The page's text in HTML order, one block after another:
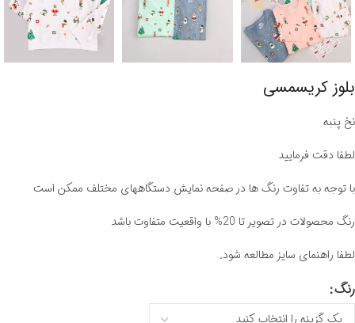
بلوز کریسمسی
نخ پنبه
لطفا دقت فرمایید
با توجه به تفاوت رنگ ها در صفحه نمایش دستگاههای مختلف ممکن است
رنگ محصولات در تصویر تا 20% با واقعیت متفاوت باشد
لطفا راهنمای سایز مطالعه شود.
رنگ